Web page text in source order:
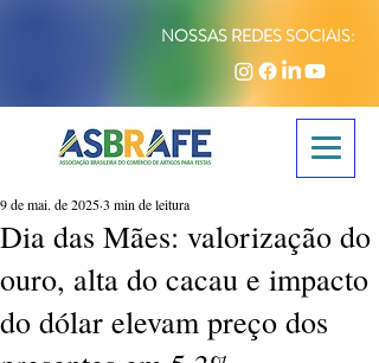
NOSSAS REDES SOCIAIS:
Dia das Mães: valorização do
ouro, alta do cacau e impacto
do dólar elevam preço dos
9 de mai. de 20253 min de leitura